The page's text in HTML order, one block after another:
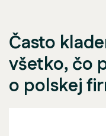
Často
všetko, čo
o polskej